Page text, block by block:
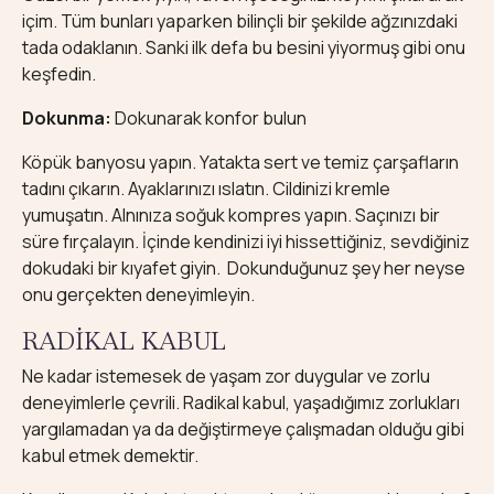
içim. Tüm bunları yaparken bilinçli bir şekilde ağzınızdaki
tada odaklanın. Sanki ilk defa bu besini yiyormuş gibi onu
keşfedin.
Dokunma: Dokunarak konfor bulun
Köpük banyosu yapın. Yatakta sert ve temiz çarşafların
tadını çıkarın. Ayaklarınızı ıslatın. Cildinizi kremle
yumuşatın. Alnınıza soğuk kompres yapın. Saçınızı bir
süre fırçalayın. İçinde kendinizi iyi hissettiğiniz, sevdiğiniz
dokudaki bir kıyafet giyin. Dokunduğunuz şey her neyse
onu gerçekten deneyimleyin.
RADİKAL KABUL
Ne kadar istemesek de yaşam zor duygular ve zorlu
deneyimlerle çevrili. Radikal kabul, yaşadığımız zorlukları
yargılamadan ya da değiştirmeye çalışmadan olduğu gibi
kabul etmek demektir.